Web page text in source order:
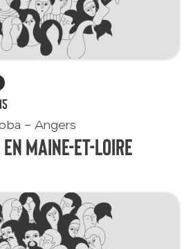
- Angers
Maine-et-Loire